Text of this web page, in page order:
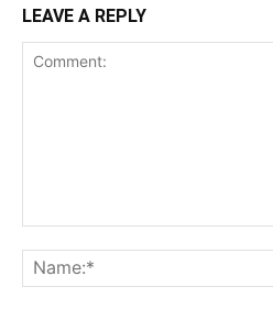
LEAVE A REPLY